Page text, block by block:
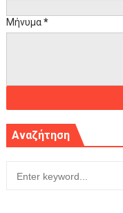
Μήνυμα*
Αναζήτηση